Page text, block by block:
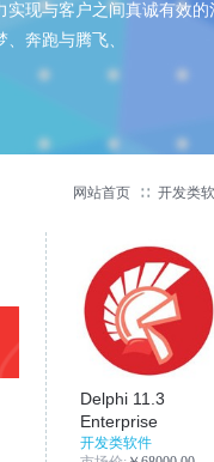
现与客户之间真诚有效的
、奔跑与腾飞、
网站首页 ∷ 开发类
Delphi 11.3
Enterprise
开发类软件